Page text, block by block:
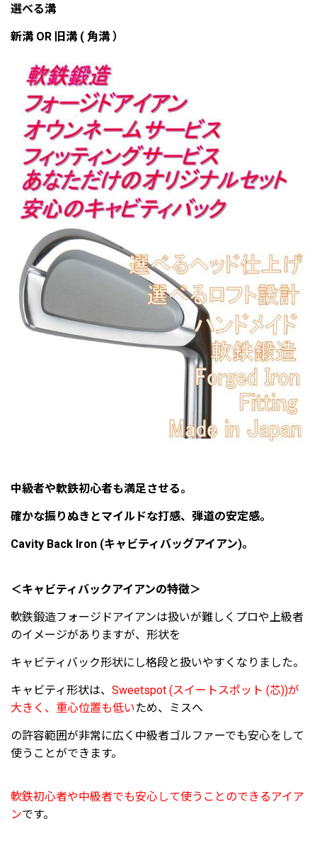
選べる溝
新溝 OR 旧溝 ( 角溝 ）
中級者や軟鉄初心者も満足させる。
確かな振りぬきとマイルドな打感、弾道の安定感。
Cavity Back Iron (キャビティバッグアイアン)。
＜キャビティバックアイアンの特徴＞
軟鉄鍛造フォージドアイアンは扱いが難しくプロや上級者
のイメージがありますが、形状を
キャビティバック形状にし格段と扱いやすくなりました。
キャビティ形状は、 Sweetspot (スイートスポット (芯))が
大きく、重心位置も低いため、ミスへ
の許容範囲が非常に広く中級者ゴルファーでも安心をして
使うことができます。
軟鉄初心者や中級者でも安心して使うことのできるアイア
ンです。